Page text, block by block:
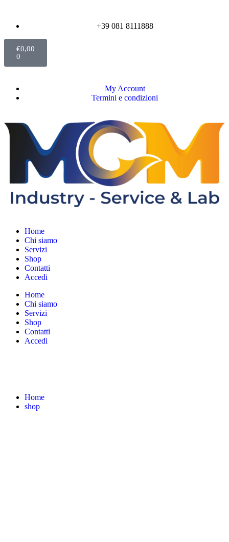
+39 081 8111888
€0,00
0
My Account
Termini e condizioni
Home
Chi siamo
Servizi
Shop
Contatti
Accedi
Home
Chi siamo
Servizi
Shop
Contatti
Accedi
Home
shop